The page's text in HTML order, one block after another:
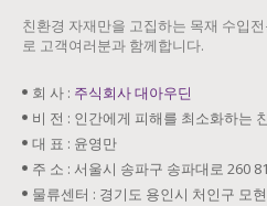
친환경 자재만을 고집하는 목재 수입
로 고객여러분과 함께합니다.
회 사 : 주식회사 대아우딘
비 전 : 인간에게 피해를 최소화하는
대 표 : 윤영만
주 소 : 서울시 송파구 송파대로 260
물류센터 : 경기도 용인시 처인구 모